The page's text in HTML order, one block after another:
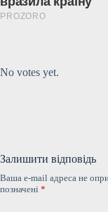
No votes yet.
Залишити відповідь
Ваша e-mail адреса не
позначені *